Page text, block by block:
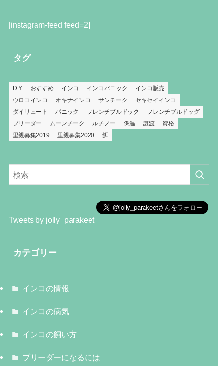
[instagram-feed feed=2]
タグ
DIY おすすめ インコ インコパニック
インコ販売
ウロコインコ
オキナインコ サンチーク
セキセイインコ
ダイリュート
パニック フレンチブルドック
フレンチブルドッグ
ブリーダー
ムーンチーク ルチノー 保温 譲渡
資格
里親募集2019
里親募集2020 餌
Tweets by jolly_parakeet
カテゴリー
インコの情報
インコの病気
インコの飼い方
ブリーダーになるには